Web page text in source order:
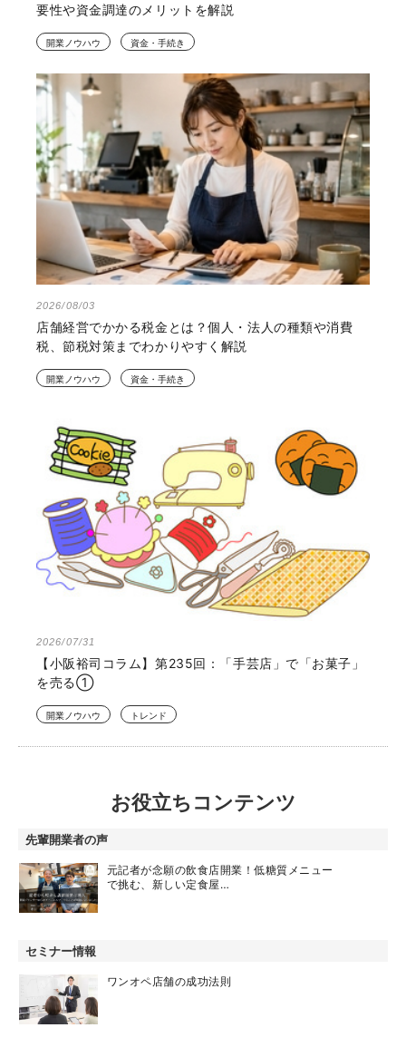
要性や資金調達のメリットを解説
開業ノウハウ 資金・手続き
2026/08/03
店舗経営でかかる税金とは？個人・法人の種類や消費
税、節税対策までわかりやすく解説
開業ノウハウ 資金・手続き
2026/07/31
【小阪裕司コラム】第235回：「手芸店」で「お菓子」
を売る①
開業ノウハウ トレンド
お役立ちコンテンツ
先輩開業者の声
元記者が念願の飲食店開業！低糖質メニュー
で挑む、新しい定食屋…
セミナー情報
ワンオペ店舗の成功法則